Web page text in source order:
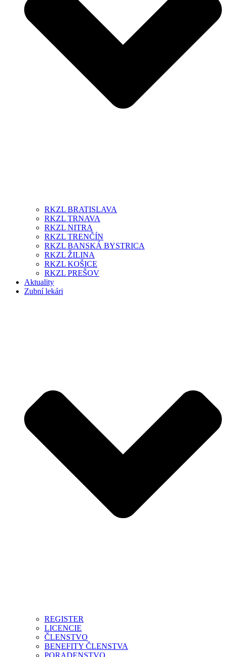
RKZL BRATISLAVA
RKZL TRNAVA
RKZL NITRA
RKZL TRENČÍN
RKZL BANSKÁ BYSTRICA
RKZL ŽILINA
RKZL KOŠICE
RKZL PREŠOV
Aktuality
Zubní lekári
REGISTER
LICENCIE
ČLENSTVO
BENEFITY ČLENSTVA